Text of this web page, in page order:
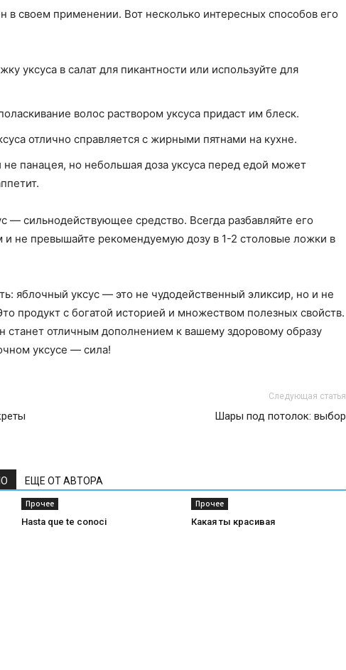
в своем применении. Вот несколько интересных способов его
уксуса в салат для пикантности или используйте для
волос раствором уксуса придаст им блеск.
отлично справляется с жирными пятнами на кухне.
не панацея, но небольшая доза уксуса перед едой может
— сильнодействующее средство. Всегда разбавляйте его
и не превышайте рекомендуемую дозу в 1-2 столовые ложки в
яблочный уксус — это не чудодейственный эликсир, но и не
продукт с богатой историей и множеством полезных свойств.
станет отличным дополнением к вашему здоровому образу
уксусе — сила!
Следующая статья
Шары под потолок: выбор
ЕЩЕ ОТ АВТОРА
Прочее
Hasta que te conoci
Прочее
Какая ты красивая